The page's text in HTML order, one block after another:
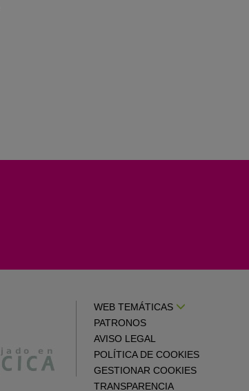
WEB TEMÁTICAS
PATRONOS
AVISO LEGAL
POLÍTICA DE COOKIES
GESTIONAR COOKIES
TRANSPARENCIA